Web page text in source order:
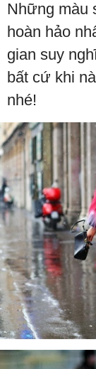
Những màu
hoàn hảo
gian suy
bất cứ khi
nhé!